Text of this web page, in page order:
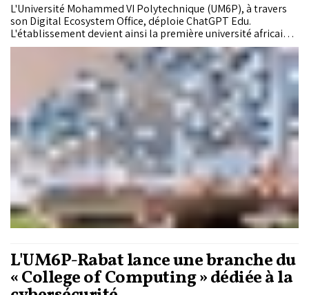
L'Université Mohammed VI Polytechnique (UM6P), à travers
son Digital Ecosystem Office, déploie ChatGPT Edu.
L'établissement devient ainsi la première université africaine
à intégrer cet outil puissant d'intelligence artificielle dans ses
fonctions académiques et opérationnelles. Alimenté par
GPT-4o, l'outil d'OpenAI, ChatGPT Edu promet de
révolutionner l'éducation en offrant un apprentissage
personnalisé et un soutien à l'efficacité administrative.
L'UM6P-Rabat lance une branche du
« College of Computing » dédiée à la